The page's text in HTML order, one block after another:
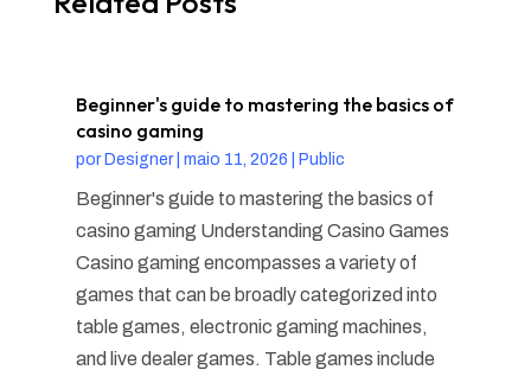
Beginner's guide to mastering the basics of
casino gaming
por Designer| maio 11, 2026 Public
Beginner's guide to mastering the basics of
casino gaming Understanding Casino Games
Casino gaming encompasses a variety of
games that can be broadly categorized into
table games, electronic gaming machines,
and live dealer games. Table games include